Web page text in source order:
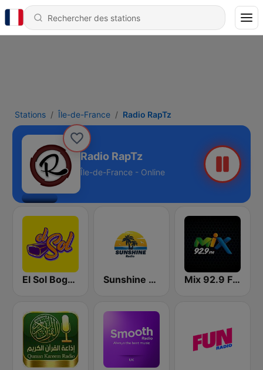
Stations Île-de-France Radio RapTz
Radio RapTz
Île-de-France - Online
El Sol Bogotá Sunshine Radio Mix 92.9 FM Bogotá